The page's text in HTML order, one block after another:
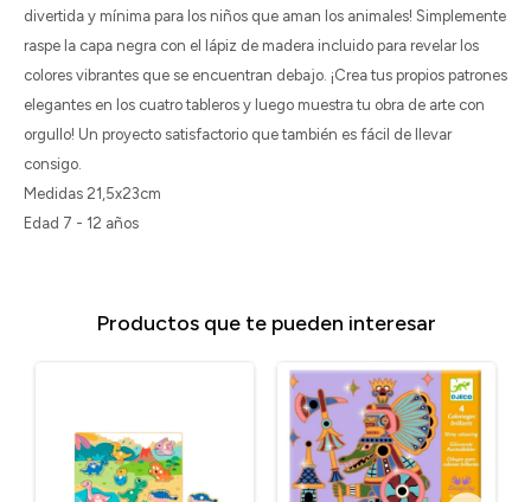
divertida y mínima para los niños que aman los animales! Simplemente
raspe la capa negra con el lápiz de madera incluido para revelar los
colores vibrantes que se encuentran debajo. ¡Crea tus propios patrones
elegantes en los cuatro tableros y luego muestra tu obra de arte con
orgullo! Un proyecto satisfactorio que también es fácil de llevar
consigo.
Medidas 21,5x23cm
Edad 7 - 12 años
Productos que te pueden interesar